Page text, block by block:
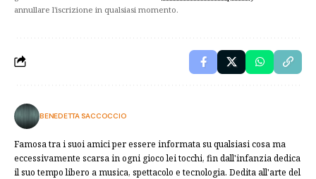
annullare l'iscrizione in qualsiasi momento.
BENEDETTA SACCOCCIO
Famosa tra i suoi amici per essere informata su qualsiasi cosa ma
eccessivamente scarsa in ogni gioco lei tocchi, fin dall'infanzia dedica
il suo tempo libero a musica, spettacolo e tecnologia. Dedita all'arte del